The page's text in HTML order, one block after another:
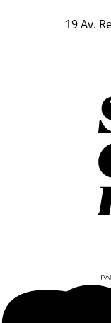
19 Av.